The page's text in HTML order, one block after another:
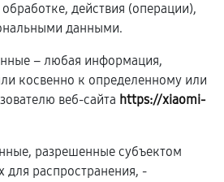
действия (операции),
данными.
– любая информация,
косвенно к определенному или
веб-сайта https://xiaomi-
разрешенные субъектом
для распространения, -